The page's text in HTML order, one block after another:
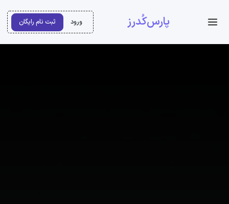
پارس‌کُدرز ورود ثبت نام رایگان